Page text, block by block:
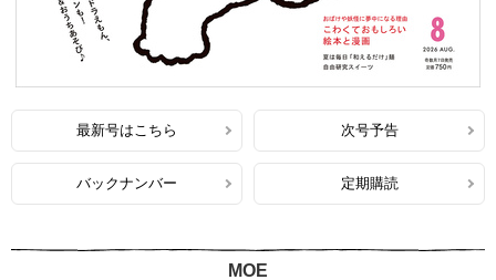
最新号はこちら 次号予告
バックナンバー 定期購読
MOE